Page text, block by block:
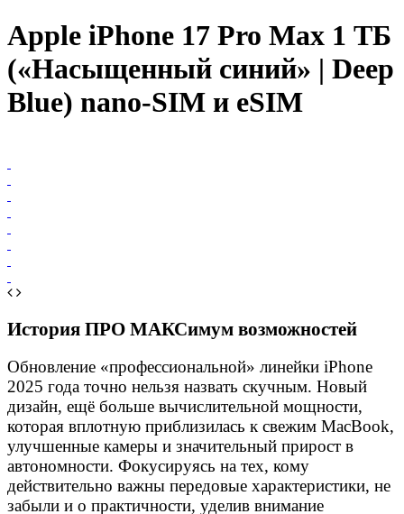
Apple iPhone 17 Pro Max 1 ТБ
(«Насыщенный синий» | Deep
Blue) nano-SIM и eSIM
История ПРО МАКСимум возможностей
Обновление «профессиональной» линейки iPhone
2025 года точно нельзя назвать скучным. Новый
дизайн, ещё больше вычислительной мощности,
которая вплотную приблизилась к свежим MacBook,
улучшенные камеры и значительный прирост в
автономности. Фокусируясь на тех, кому
действительно важны передовые характеристики, не
забыли и о практичности, уделив внимание